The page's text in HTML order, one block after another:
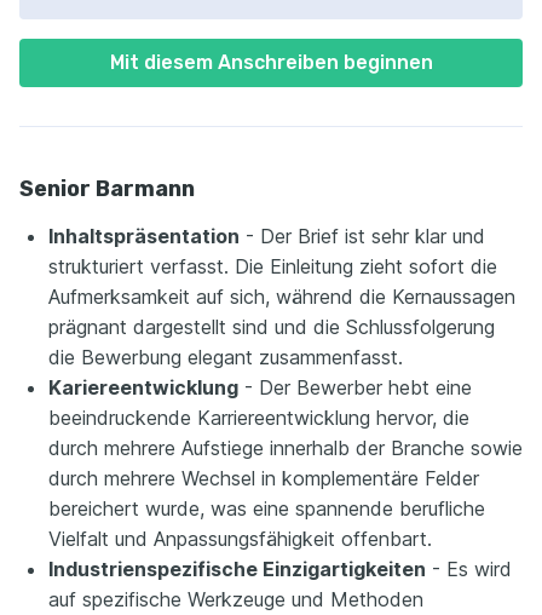
Mit diesem Anschreiben beginnen
Senior Barmann
Inhaltspräsentation - Der Brief ist sehr klar und
strukturiert verfasst. Die Einleitung zieht sofort die
Aufmerksamkeit auf sich, während die Kernaussagen
prägnant dargestellt sind und die Schlussfolgerung
die Bewerbung elegant zusammenfasst.
Kariereentwicklung - Der Bewerber hebt eine
beeindruckende Karriereentwicklung hervor, die
durch mehrere Aufstiege innerhalb der Branche sowie
durch mehrere Wechsel in komplementäre Felder
bereichert wurde, was eine spannende berufliche
Vielfalt und Anpassungsfähigkeit offenbart.
Industrienspezifische Einzigartigkeiten - Es wird
auf spezifische Werkzeuge und Methoden